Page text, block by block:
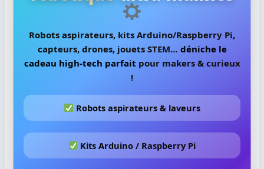
Robots aspirateurs, kits Arduino/Raspberry Pi,
capteurs, drones, jouets STEM… déniche le
cadeau high-tech parfait pour makers & curieux
!
Robots aspirateurs & laveurs
Kits Arduino / Raspberry Pi